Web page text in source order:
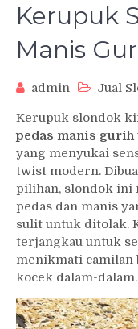
Kerupuk
Manis
admin Jual
Kerupuk slondok
pedas manis gurih
yang menyukai
twist modern.
pilihan, slondok ini
pedas dan manis
sulit untuk ditolak.
terjangkau untuk
menikmati camilan
kocek dalam-dalam.